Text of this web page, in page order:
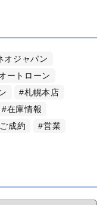
オジャパン
ートローン
札幌本店
在庫情報
ご成約
営業